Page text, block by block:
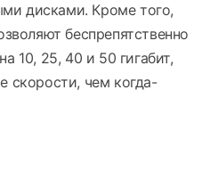
дисками. Кроме того,
беспрепятственно
10, 25, 40 и 50 гигабит,
скорости, чем когда-